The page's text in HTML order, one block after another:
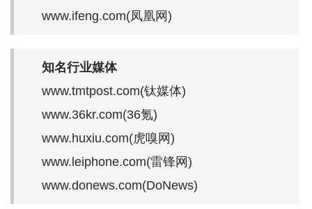
www.ifeng.com(凤凰网)
知名行业媒体
www.tmtpost.com(钛媒体)
www.36kr.com(36氪)
www.huxiu.com(虎嗅网)
www.leiphone.com(雷锋网)
www.donews.com(DoNews)